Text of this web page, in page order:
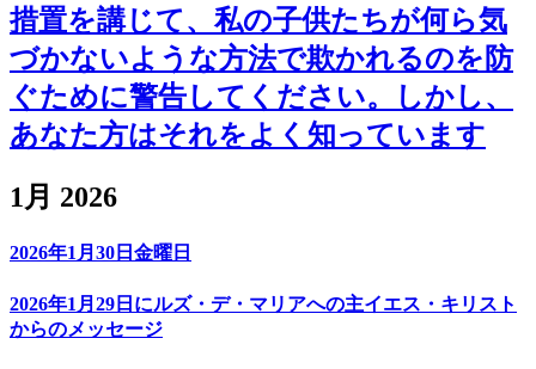
措置を講じて、私の子供たちが何ら気
づかないような方法で欺かれるのを防
ぐために警告してください。しかし、
あなた方はそれをよく知っています
1月 2026
2026年1月30日金曜日
2026年1月29日にルズ・デ・マリアへの主イエス・キリスト
からのメッセージ